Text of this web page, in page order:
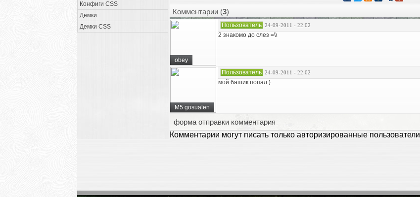
Конфиги CSS
Демки
Демки CSS
Комментарии (3)
obey
Пользователь 24-09-2011 - 22:02
2 знакомо до слез =\\
M5 gosualen
Пользователь 24-09-2011 - 22:02
мой башик попал )
форма отправки комментария
Комментарии могут писать только авторизированные пользователи